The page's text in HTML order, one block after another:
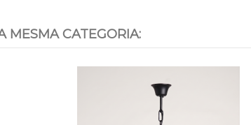
MESMA CATEGORIA: